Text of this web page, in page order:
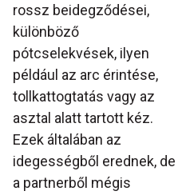
rossz beidegződései,
különböző
pótcselekvések, ilyen
például az arc érintése,
tollkattogtatás vagy az
asztal alatt tartott kéz.
Ezek általában az
idegességből erednek, de
a partnerből mégis